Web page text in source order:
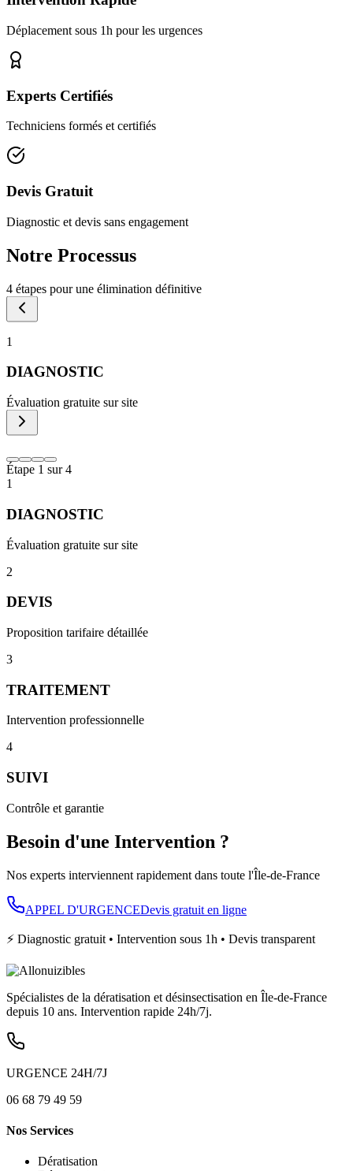
Déplacement sous 1h pour les urgences
Experts Certifiés
Techniciens formés et certifiés
Devis Gratuit
Diagnostic et devis sans engagement
Notre Processus
4 étapes pour une élimination définitive
1
DIAGNOSTIC
Évaluation gratuite sur site
Étape 1 sur4
1
DIAGNOSTIC
Évaluation gratuite sur site
2
DEVIS
Proposition tarifaire détaillée
3
TRAITEMENT
Intervention professionnelle
4
SUIVI
Contrôle et garantie
Besoin d'une Intervention ?
Nos experts interviennent rapidement dans toute l'Île-de-France
APPEL D'URGENCEDevis gratuit en ligne
⚡ Diagnostic gratuit • Intervention sous 1h • Devis transparent
Spécialistes de la dératisation et désinsectisation en Île-de-France
depuis 10 ans. Intervention rapide 24h/7j.
URGENCE 24H/7J
06 68 79 49 59
Nos Services
Dératisation